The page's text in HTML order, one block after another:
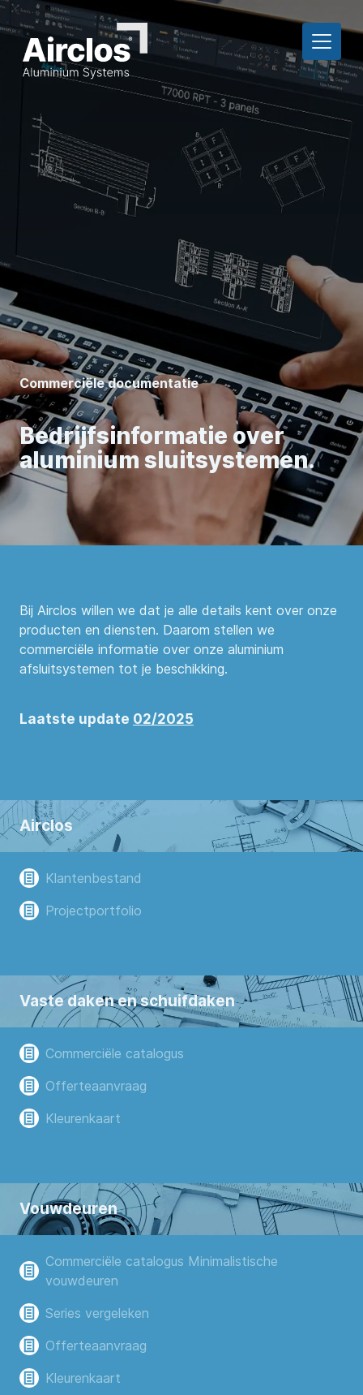
Commerciële documentatie
Bedrijfsinformatie over
aluminium sluitsystemen.
Bij Airclos willen we dat je alle details kent over onze
producten en diensten. Daarom stellen we
commerciële informatie over onze aluminium
afsluitsystemen tot je beschikking.
Laatste update 02/2025
Airclos
Klantenbestand
Projectportfolio
Vaste daken en schuifdaken
Commerciële catalogus
Offerteaanvraag
Kleurenkaart
Vouwdeuren
Commerciële catalogus Minimalistische
vouwdeuren
Series vergeleken
Offerteaanvraag
Kleurenkaart